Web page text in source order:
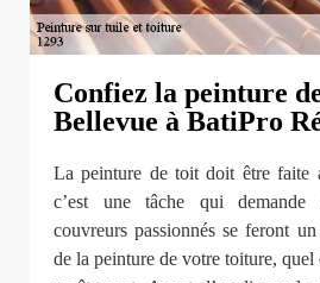
Confiez la peinture
Bellevue à BatiPro
La peinture de toit doit être faite
c’est une tâche qui demande
couvreurs passionnés se feront
de la peinture de votre toiture,